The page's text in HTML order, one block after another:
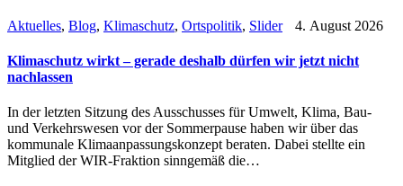
Aktuelles, Blog, Klimaschutz, Ortspolitik, Slider 4. August 2026
Klimaschutz wirkt – gerade deshalb dürfen wir jetzt nicht
nachlassen
In der letzten Sitzung des Ausschusses für Umwelt, Klima, Bau-
und Verkehrswesen vor der Sommerpause haben wir über das
kommunale Klimaanpassungskonzept beraten. Dabei stellte ein
Mitglied der WIR-Fraktion sinngemäß die…